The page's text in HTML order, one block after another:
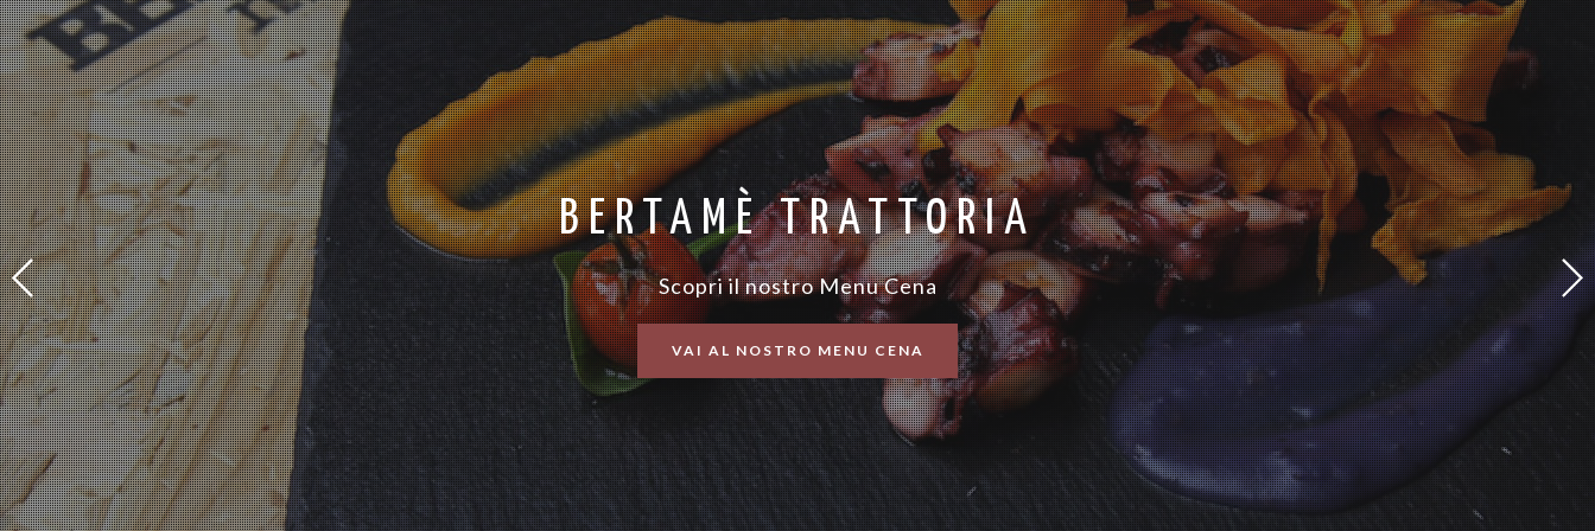
BERTAMÈ TRATTORIA
Scopri il nostro Menu Cena
VAI AL NOSTRO MENU CENA